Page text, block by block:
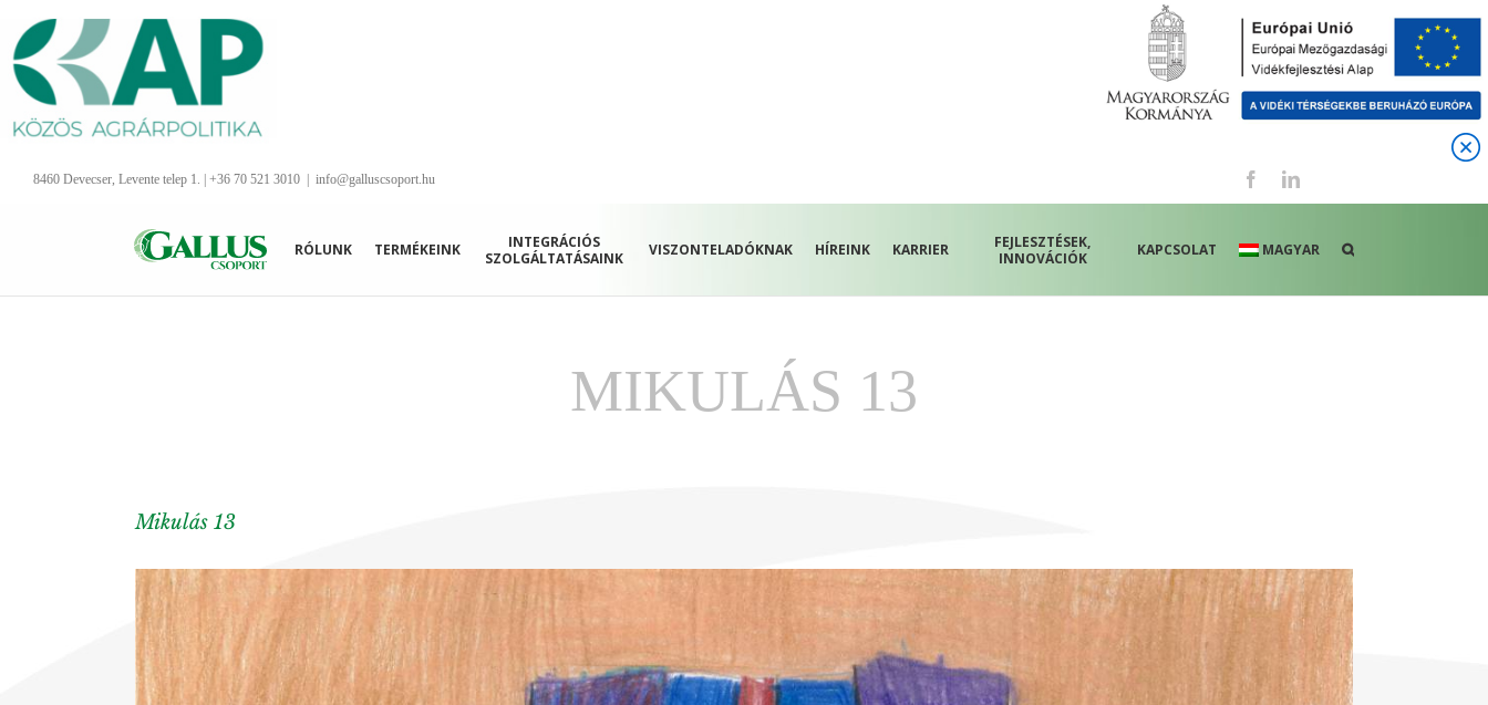
Kihagyás
8460 Devecser, Levente telep 1. | +36 70 521 3010 info@galluscsoport.hu FacebookLinkedIn
RÓLUNK TERMÉKEINK
INTEGRÁCIÓS
SZOLGÁLTATÁSAINK
VISZONTELADÓKNAK HÍREINK KARRIER
FEJLESZTÉSEK,
INNOVÁCIÓK
KAPCSOLAT MAGYAR
MIKULÁS 13
Mikulás 13
View
Larger
Image